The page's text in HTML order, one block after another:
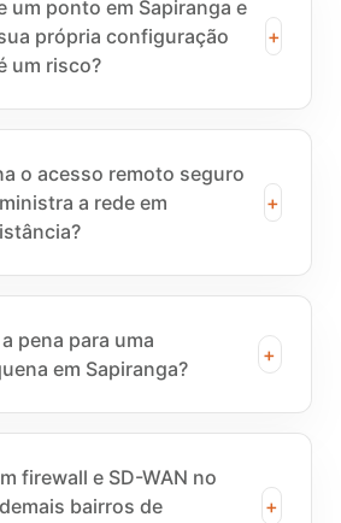
um ponto em Sapiranga e
própria configuração
um risco?
+
o acesso remoto seguro
a rede em
+
pena para uma
em Sapiranga?
+
firewall e SD-WAN no
bairros de
+